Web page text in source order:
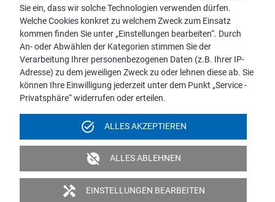
Sie ein, dass wir solche Technologien verwenden dürfen.
Welche Cookies konkret zu welchem Zweck zum Einsatz
kommen finden Sie unter „Einstellungen bearbeiten“. Durch
An- oder Abwählen der Kategorien stimmen Sie der
Verarbeitung Ihrer personenbezogenen Daten (z.B. Ihrer IP-
Adresse) zu dem jeweiligen Zweck zu oder lehnen diese ab. Sie
können Ihre Einwilligung jederzeit unter dem Punkt „Service -
Privatsphäre“ widerrufen oder erteilen.
task_alt ALLES AKZEPTIEREN
unpublished ALLES ABLEHNEN
handyman EINSTELLUNGEN BEARBEITEN
Hinweis:
Aus Gründen der leichteren Lesbarkeit wird die männliche
Sprachform bei personenbezogenen Substantiven und
Pronomen verwendet. Dies impliziert jedoch keine
Benachteiligung, sondern soll im Sinne der sprachlichen
Vereinfachung als geschlechtsneutral zu verstehen sein.
Politik & Verpflichtungserklärung